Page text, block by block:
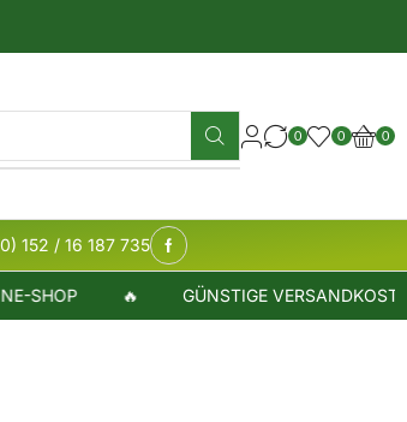
0 0 0
152 / 16 187 735
GÜNSTIGE VERSANDKOSTEN